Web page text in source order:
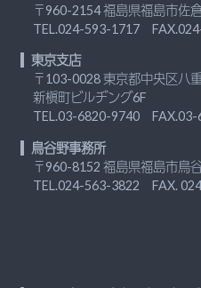
〒960-2154 福島県福島市佐
TEL.024-593-1717
東京支店
〒103-0028 東京都中央区八
新槇町ビルヂング6F
TEL.03-6820-9740 FAX.03-
鳥谷野事務所
〒960-8152 福島県福島市鳥
TEL.024-563-3822 FAX.